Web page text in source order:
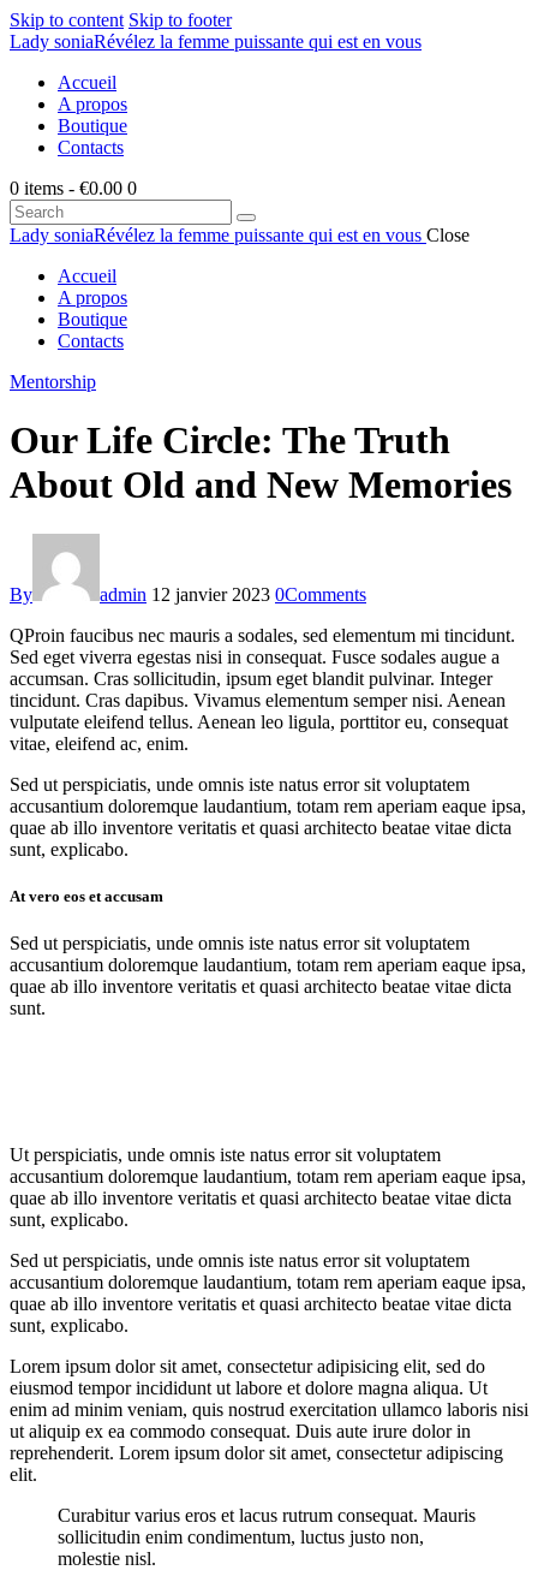
Skip to content Skip to footer
Lady soniaRévélez la femme puissante qui est en vous
Accueil
A propos
Boutique
Contacts
0 items - €0.00 0
Search
Lady soniaRévélez la femme puissante qui est en vous Close
Accueil
A propos
Boutique
Contacts
facebook-
twitter-
dribble-
instagram
Mentorship
Our Life Circle: The Truth
About Old and New Memories
By admin 12 janvier 2023 0Comments
QProin faucibus nec mauris a sodales, sed elementum mi tincidunt.
Sed eget viverra egestas nisi in consequat. Fusce sodales augue a
accumsan. Cras sollicitudin, ipsum eget blandit pulvinar. Integer
tincidunt. Cras dapibus. Vivamus elementum semper nisi. Aenean
vulputate eleifend tellus. Aenean leo ligula, porttitor eu, consequat
vitae, eleifend ac, enim.
Sed ut perspiciatis, unde omnis iste natus error sit voluptatem
accusantium doloremque laudantium, totam rem aperiam eaque ipsa,
quae ab illo inventore veritatis et quasi architecto beatae vitae dicta
sunt, explicabo.
At vero eos et accusam
Sed ut perspiciatis, unde omnis iste natus error sit voluptatem
accusantium doloremque laudantium, totam rem aperiam eaque ipsa,
quae ab illo inventore veritatis et quasi architecto beatae vitae dicta
sunt.
Ut perspiciatis, unde omnis iste natus error sit voluptatem
accusantium doloremque laudantium, totam rem aperiam eaque ipsa,
quae ab illo inventore veritatis et quasi architecto beatae vitae dicta
sunt, explicabo.
Sed ut perspiciatis, unde omnis iste natus error sit voluptatem
accusantium doloremque laudantium, totam rem aperiam eaque ipsa,
quae ab illo inventore veritatis et quasi architecto beatae vitae dicta
sunt, explicabo.
Lorem ipsum dolor sit amet, consectetur adipisicing elit, sed do
eiusmod tempor incididunt ut labore et dolore magna aliqua. Ut
enim ad minim veniam, quis nostrud exercitation ullamco laboris nisi
ut aliquip ex ea commodo consequat. Duis aute irure dolor in
reprehenderit. Lorem ipsum dolor sit amet, consectetur adipiscing
elit.
Curabitur varius eros et lacus rutrum consequat. Mauris
sollicitudin enim condimentum, luctus justo non,
molestie nisl.